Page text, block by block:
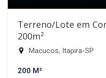
Terreno/Lote em
200m²
Macucos, Itapira-SP
200 M²